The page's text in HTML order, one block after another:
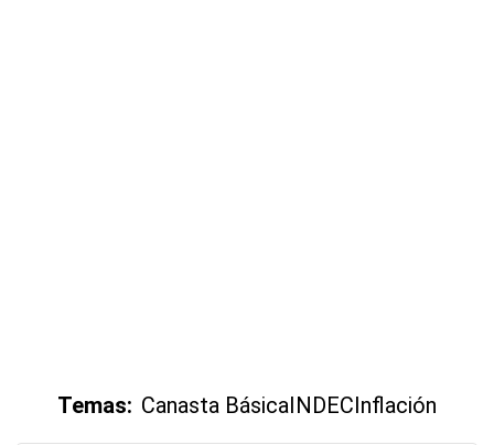
Temas: Canasta BásicaINDECInflación